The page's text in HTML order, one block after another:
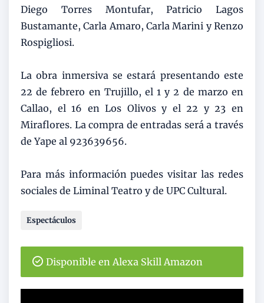
Diego Torres Montufar, Patricio Lagos
Bustamante, Carla Amaro, Carla Marini y Renzo
Rospigliosi.
La obra inmersiva se estará presentando este
22 de febrero en Trujillo, el 1 y 2 de marzo en
Callao, el 16 en Los Olivos y el 22 y 23 en
Miraflores. La compra de entradas será a través
de Yape al 923639656.
Para más información puedes visitar las redes
sociales de Liminal Teatro y de UPC Cultural.
Espectáculos
Disponible en Alexa Skill Amazon